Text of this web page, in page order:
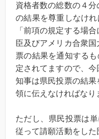
資格者数の総数の４
の結果を尊重しなけれ
「前項の規定する場
臣及びアメリカ合衆
票の結果を通知する
定されてますので、
知事は県民投票の結
領に伝えなければなり
ただし、県民投票は
従って請願活動をし